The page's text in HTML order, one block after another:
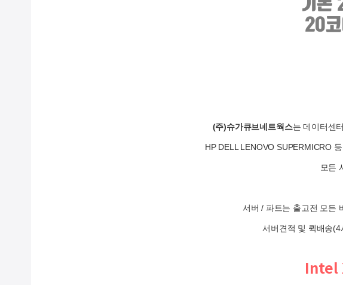
(주)슈가큐브네트웍스는 데이터센
HP DELL LENOVO SUPERMICRO
모든
서버 / 파트는 출고전 모든
서버견적 및 퀵배송(4
Intel